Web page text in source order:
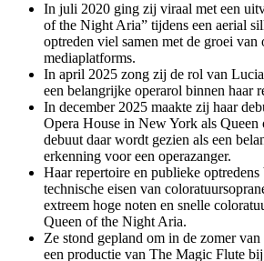
In juli 2020 ging zij viraal met een
of the Night Aria” tijdens een aerial
optreden viel samen met de groei van
mediaplatforms.
In april 2025 zong zij de rol van
een belangrijke operarol binnen haar
In december 2025 maakte zij haar
Opera House in New York als Queen
debuut daar wordt gezien als een
erkenning voor een operazanger.
Haar repertoire en publieke optredens
technische eisen van
extreem hoge noten en snelle
Queen of the Night Aria.
Ze stond gepland om in de zomer van
een productie van The Magic Flute